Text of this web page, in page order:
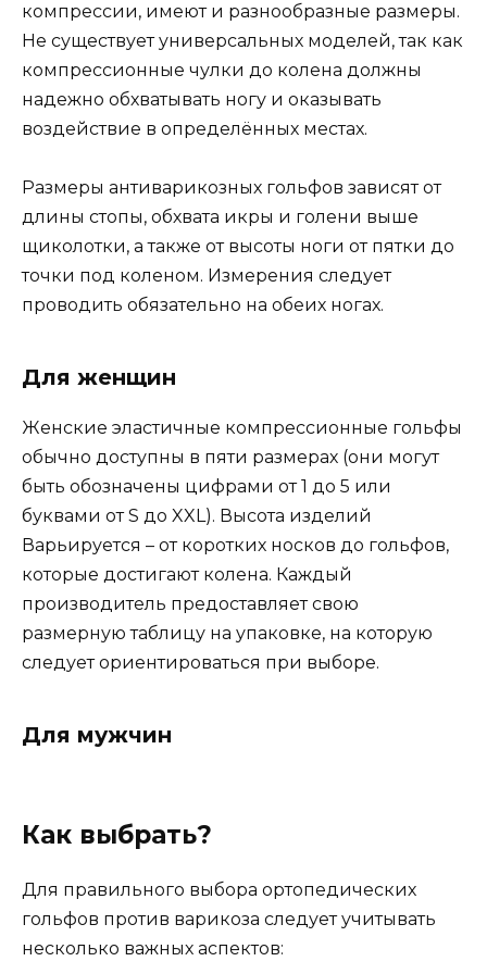
компрессии, имеют и разнообразные размеры.
Не существует универсальных моделей, так как
компрессионные чулки до колена должны
надежно обхватывать ногу и оказывать
воздействие в определённых местах.
Размеры антиварикозных гольфов зависят от
длины стопы, обхвата икры и голени выше
щиколотки, а также от высоты ноги от пятки до
точки под коленом. Измерения следует
проводить обязательно на обеих ногах.
Для женщин
Женские эластичные компрессионные гольфы
обычно доступны в пяти размерах (они могут
быть обозначены цифрами от 1 до 5 или
буквами от S до XXL). Высота изделий
Варьируется – от коротких носков до гольфов,
которые достигают колена. Каждый
производитель предоставляет свою
размерную таблицу на упаковке, на которую
следует ориентироваться при выборе.
Для мужчин
Как выбрать?
Для правильного выбора ортопедических
гольфов против варикоза следует учитывать
несколько важных аспектов: